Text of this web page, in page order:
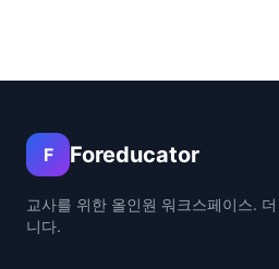
F Foreducator
교사를 위한 올인원 워크스페이스.
니다.